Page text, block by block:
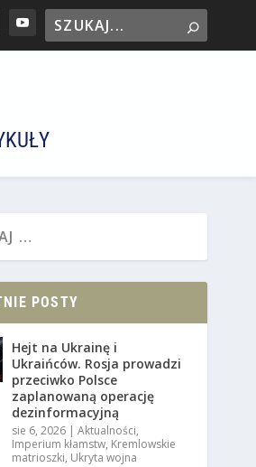
POSTY
Hejt na Ukrainę i
Ukraińców. Rosja prowadzi
przeciwko Polsce
zaplanowaną operację
dezinformacyjną
sie 6, 2026 |Aktualności,
Imperium kłamstw, Kremlowskie
matrioszki, Ukryta wojna